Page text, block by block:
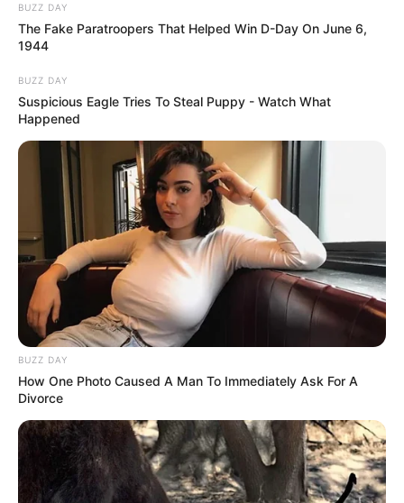
BUZZ DAY
The Fake Paratroopers That Helped Win D-Day On June 6,
1944
BUZZ DAY
Suspicious Eagle Tries To Steal Puppy - Watch What
Happened
BUZZ DAY
How One Photo Caused A Man To Immediately Ask For A
Divorce